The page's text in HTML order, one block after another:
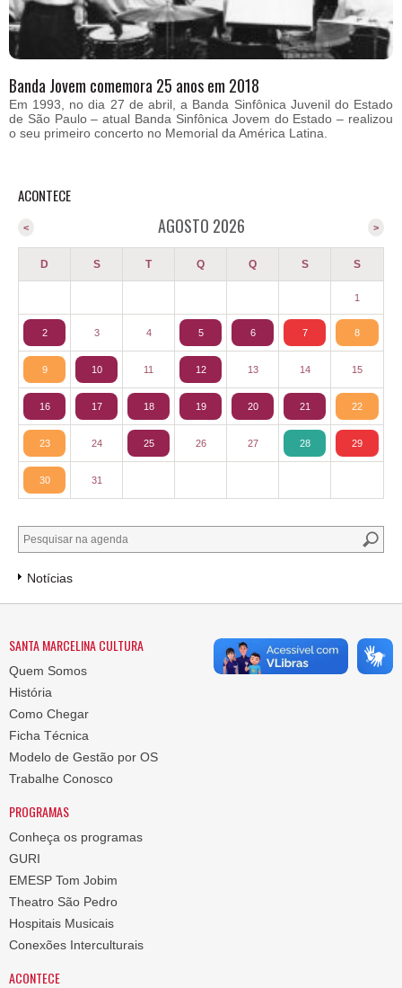
Banda Jovem comemora 25 anos em 2018
Em 1993, no dia 27 de abril, a Banda Sinfônica Juvenil do Estado
de São Paulo – atual Banda Sinfônica Jovem do Estado – realizou
o seu primeiro concerto no Memorial da América Latina.
ACONTECE
AGOSTO 2026 >
<
D S T Q Q S S
1
2 3 4 5 6 7 8
9 10 11 12 13 14 15
16 17 18 19 20 21 22
23 24 25 26 27 28 29
30 31
Notícias
SANTA MARCELINA CULTURA
Quem Somos
História
Como Chegar
Ficha Técnica
Modelo de Gestão por OS
Trabalhe Conosco
PROGRAMAS
Conheça os programas
GURI
EMESP Tom Jobim
Theatro São Pedro
Hospitais Musicais
Conexões Interculturais
ACONTECE